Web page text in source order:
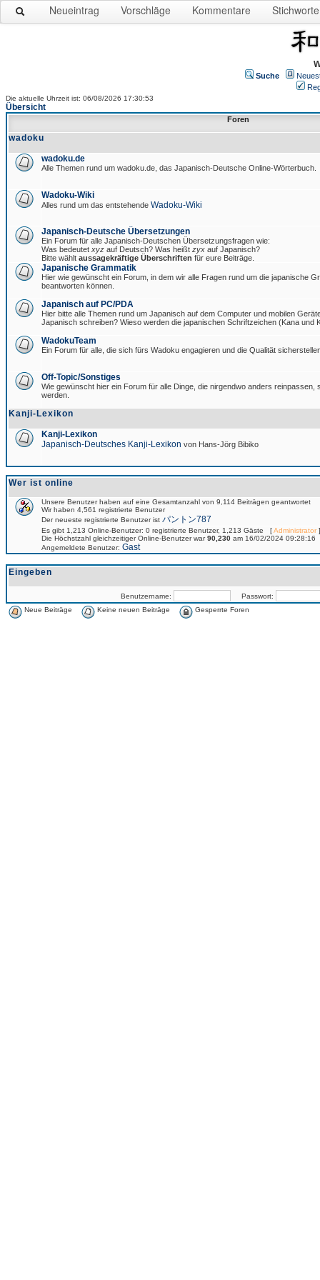
Neueintrag Vorschläge Kommentare Stichworte
Suche
Die aktuelle Uhrzeit ist: 06/08/2026 17:30:53
Übersicht
Foren
wadoku
wadoku.de
Alle Themen rund um wadoku.de, das Japanisch-Deutsche Online-Wörterbuch.
Wadoku-Wiki
Alles rund um das entstehende Wadoku-Wiki
Japanisch-Deutsche Übersetzungen
Ein Forum für alle Japanisch-Deutschen Übersetzungsfragen wie:
Was bedeutet xyz auf Deutsch? Was heißt zyx auf Japanisch?
Bitte wählt aussagekräftige Überschriften für eure Beiträge.
Japanische Grammatik
Hier wie gewünscht ein Forum, in dem wir alle Fragen rund um die japanische
beantworten können.
Japanisch auf PC/PDA
Hier bitte alle Themen rund um Japanisch auf dem Computer und mobilen
Japanisch schreiben? Wieso werden die japanischen Schriftzeichen (Kana und
WadokuTeam
Ein Forum für alle, die sich fürs Wadoku engagieren und die Qualität
Off-Topic/Sonstiges
Wie gewünscht hier ein Forum für alle Dinge, die nirgendwo anders reinpassen,
werden.
Kanji-Lexikon
Kanji-Lexikon
Japanisch-Deutsches Kanji-Lexikon von Hans-Jörg Bibiko
Wer ist online
Unsere Benutzer haben auf eine Gesamtanzahl von 9,114 Beiträgen geantwortet
Wir haben 4,561 registrierte Benutzer
Der neueste registrierte Benutzer ist パントン787
Es gibt 1,213 Online-Benutzer: 0 registrierte Benutzer, 1,213 Gäste [Administrator
Die Höchstzahl gleichzeitiger Online-Benutzer war90,230 am 16/02/2024 09:28:16
Angemeldete Benutzer: Gast
Eingeben
Benutzername:
Passwort:
Neue Beiträge
Keine neuen Beiträge Gesperrte Foren